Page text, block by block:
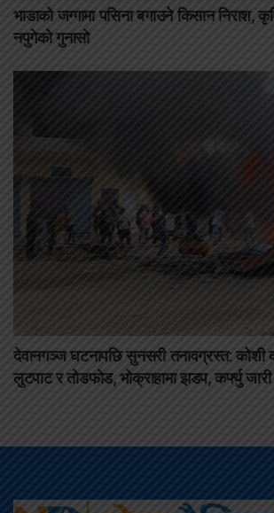
भाडाको जग्गामा पसिना बगाउने किसान निराश,
नपुगेको गुनासो
देवानगञ्ज घटनापछि सुनसरी तनावग्रस्त:
लुटपाट र तोडफोड, भोक्राहामा झडप, कर्फ्यु जारी